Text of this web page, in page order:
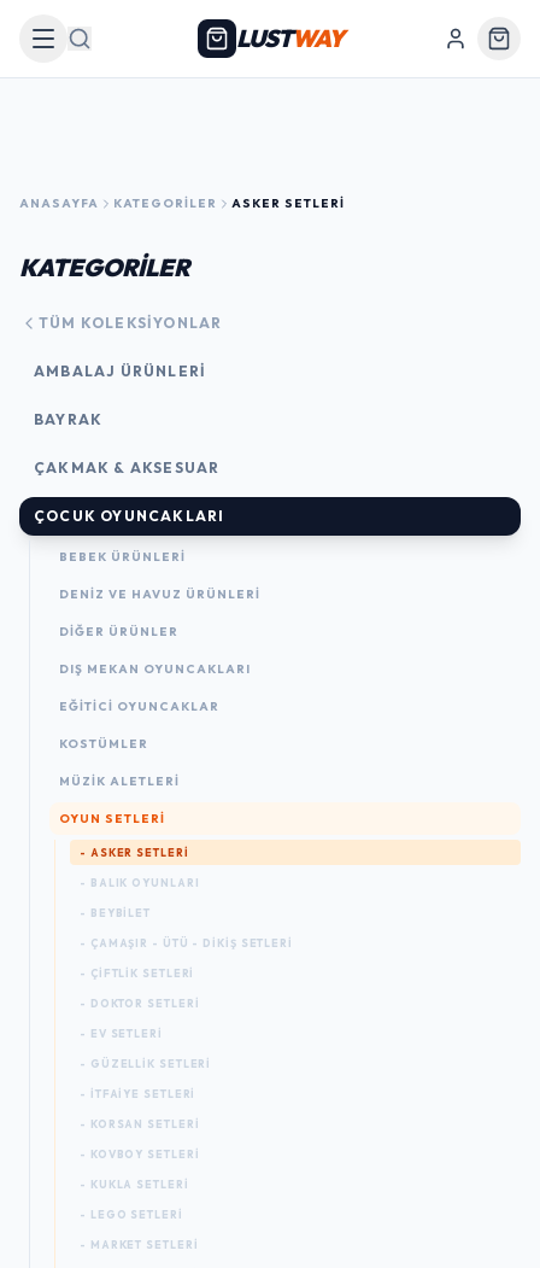
Arama LUSTWAY
ANASAYFA KATEGORILER ASKER SETLERI
KATEGORİLER
TÜM KOLEKSIYONLAR
AMBALAJ ÜRÜNLERI
BAYRAK
ÇAKMAK & AKSESUAR
ÇOCUK OYUNCAKLARI
BEBEK ÜRÜNLERI
DENIZ VE HAVUZ ÜRÜNLERI
DIĞER ÜRÜNLER
DIŞ MEKAN OYUNCAKLARI
EĞITICI OYUNCAKLAR
KOSTÜMLER
MÜZIK ALETLERI
OYUN SETLERI
- ASKER SETLERI
- BALIK OYUNLARI
- BEYBILET
- ÇAMAŞIR - ÜTÜ - DIKIŞ SETLERI
- ÇIFTLIK SETLERI
- DOKTOR SETLERI
- EV SETLERI
- GÜZELLIK SETLERI
- İTFAIYE SETLERI
- KORSAN SETLERI
- KOVBOY SETLERI
- KUKLA SETLERI
- LEGO SETLERI
- MARKET SETLERI